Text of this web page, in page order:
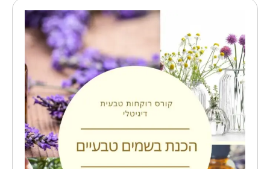
קורס
דיגיטלי
להכנת
בשמים
ארומתרפים
-
דנה
גת